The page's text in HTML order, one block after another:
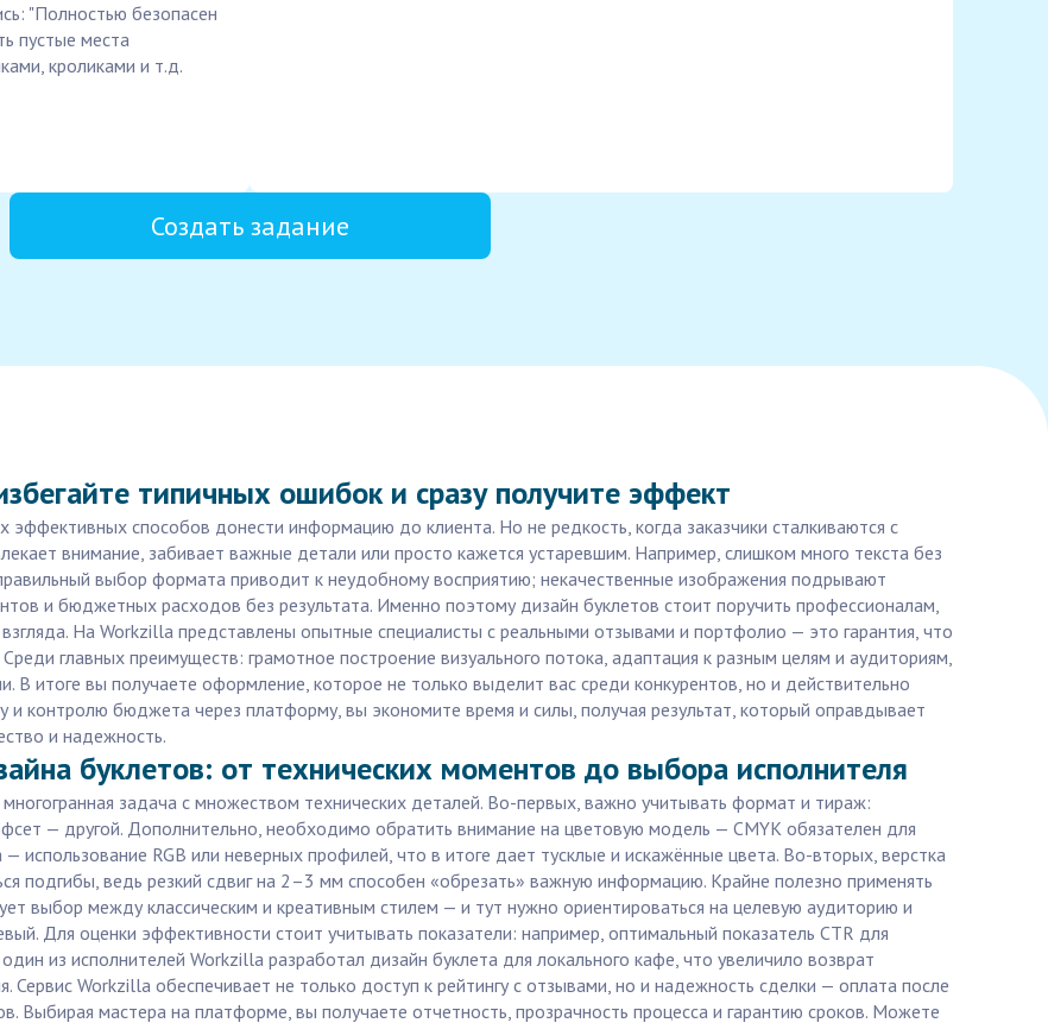
"Полностью безопасен
пустые места
кроликами и т.д.
Создать задание
типичных ошибок и сразу получите эффект
способов донести информацию до клиента. Но не редкость, когда заказчики сталкиваются с
внимание, забивает важные детали или просто кажется устаревшим. Например, слишком много текста без
выбор формата приводит к неудобному восприятию; некачественные изображения подрывают
и бюджетных расходов без результата. Именно поэтому дизайн буклетов стоит поручить профессионалам,
На Workzilla представлены опытные специалисты с реальными отзывами и портфолио — это гарантия, что
главных преимуществ: грамотное построение визуального потока, адаптация к разным целям и аудиториям,
В итоге вы получаете оформление, которое не только выделит вас среди конкурентов, но и действительно
и контролю бюджета через платформу, вы экономите время и силы, получая результат, который оправдывает
и надежность.
буклетов: от технических моментов до выбора исполнителя
задача с множеством технических деталей. Во-первых, важно учитывать формат и тираж:
— другой. Дополнительно, необходимо обратить внимание на цветовую модель — CMYK обязателен для
использование RGB или неверных профилей, что в итоге дает тусклые и искажённые цвета. Во-вторых, верстка
подгибы, ведь резкий сдвиг на 2–3 мм способен «обрезать» важную информацию. Крайне полезно применять
выбор между классическим и креативным стилем — и тут нужно ориентироваться на целевую аудиторию и
Для оценки эффективности стоит учитывать показатели: например, оптимальный показатель CTR для
из исполнителей Workzilla разработал дизайн буклета для локального кафе, что увеличило возврат
Сервис Workzilla обеспечивает не только доступ к рейтингу с отзывами, но и надежность сделки — оплата после
Выбирая мастера на платформе, вы получаете отчетность, прозрачность процесса и гарантию сроков. Можете